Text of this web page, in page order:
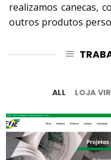
realizamos canecas,
outros produtos
ALL LOJA